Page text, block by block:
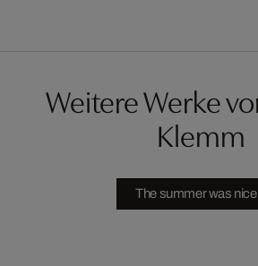
Weitere Werke
Klemm
The summer was nice